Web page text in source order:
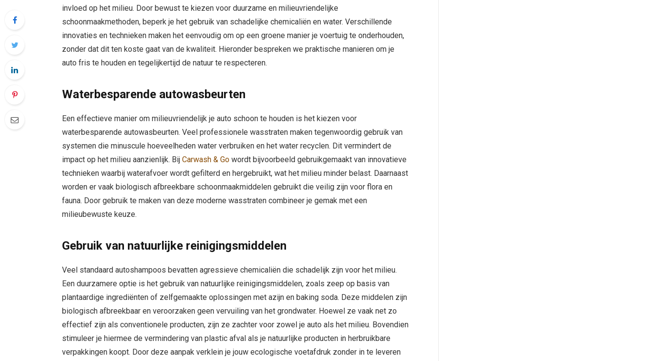
invloed op het milieu. Door bewust te kiezen voor duurzame en milieuvriendelijke
schoonmaakmethoden, beperk je het gebruik van schadelijke chemicaliën en water. Verschillende
innovaties en technieken maken het eenvoudig om op een groene manier je voertuig te onderhouden,
zonder dat dit ten koste gaat van de kwaliteit. Hieronder bespreken we praktische manieren om je
auto fris te houden en tegelijkertijd de natuur te respecteren.
Waterbesparende autowasbeurten
Een effectieve manier om milieuvriendelijk je auto schoon te houden is het kiezen voor
waterbesparende autowasbeurten. Veel professionele wasstraten maken tegenwoordig gebruik van
systemen die minuscule hoeveelheden water verbruiken en het water recyclen. Dit vermindert de
impact op het milieu aanzienlijk. BijCarwash & Go wordt bijvoorbeeld gebruikgemaakt van innovatieve
technieken waarbij waterafvoer wordt gefilterd en hergebruikt, wat het milieu minder belast. Daarnaast
worden er vaak biologisch afbreekbare schoonmaakmiddelen gebruikt die veilig zijn voor flora en
fauna. Door gebruik te maken van deze moderne wasstraten combineer je gemak met een
milieubewuste keuze.
Gebruik van natuurlijke reinigingsmiddelen
Veel standaard autoshampoos bevatten agressieve chemicaliën die schadelijk zijn voor het milieu.
Een duurzamere optie is het gebruik van natuurlijke reinigingsmiddelen, zoals zeep op basis van
plantaardige ingrediënten of zelfgemaakte oplossingen met azijn en baking soda. Deze middelen zijn
biologisch afbreekbaar en veroorzaken geen vervuiling van het grondwater. Hoewel ze vaak net zo
effectief zijn als conventionele producten, zijn ze zachter voor zowel je auto als het milieu. Bovendien
stimuleer je hiermee de vermindering van plastic afval als je natuurlijke producten in herbruikbare
verpakkingen koopt. Door deze aanpak verklein je jouw ecologische voetafdruk zonder in te leveren